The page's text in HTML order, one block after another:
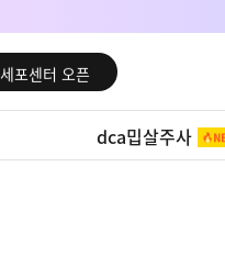
포센터 오픈
포센터 오픈
오픈
포센터 오픈
dca밉살주사